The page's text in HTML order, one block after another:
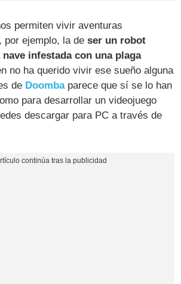
permiten vivir aventuras
por ejemplo, la deser un robot
infestada con una plaga
no ha querido vivir ese sueño alguna
de Doombaparece que sí se lo han
para desarrollar un videojuego
descargar para PC a través de